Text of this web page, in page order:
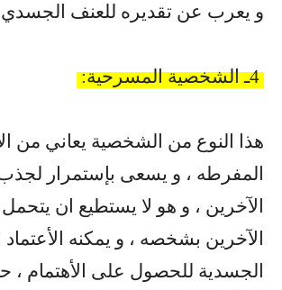
و يعرب عن تقديره للعنف الجسدي
4ـ الشخصية المسرحية:
هذا النوع من الشخصية يعاني من
المفرطه ، و يسعى بإستمرار
الآخرين ، و هو لا يستطيع ان
الآخرين بشخصه ، و يمكنه
الجسدية للحصول على الأهتمام ،